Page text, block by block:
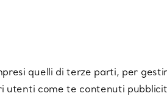
quelli di terze parti, per
come te contenuti